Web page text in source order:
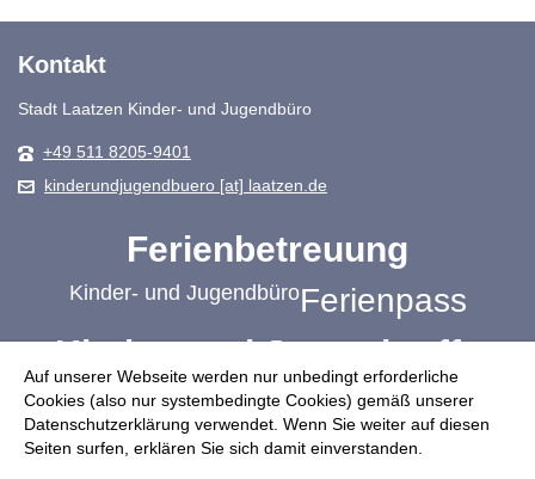
Auf unserer Webseite werden nur unbedingt erforderliche
Cookies (also nur systembedingte Cookies) gemäß unserer
Datenschutzerklärung verwendet. Wenn Sie weiter auf diesen
Seiten surfen, erklären Sie sich damit einverstanden.
Kontakt
Stadt Laatzen Kinder- und Jugendbüro
+49 511 8205-9401
kinderundjugendbuero [at] laatzen.de
Ferienbetreuung
Kinder- und JugendbüroFerienpass
Kinder- und Jugendtreffs
Schulbezogene Jugendsozialarbeit
JugendplätzeEhrenamtMach mit!